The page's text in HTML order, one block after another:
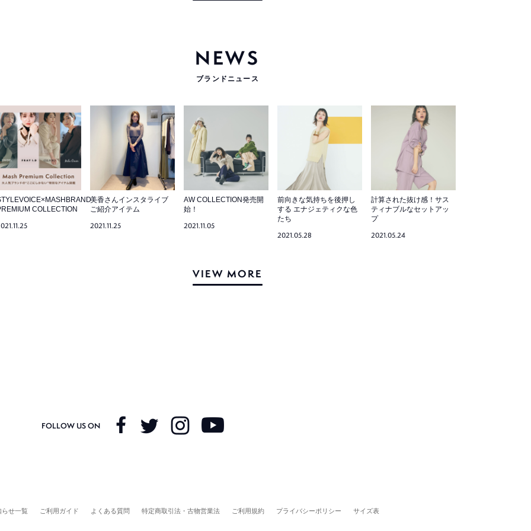
NEWS
ブランドニュース
COLLECTION
美香さんインスタライブ
ご紹介アイテム
2021.11.25
AW COLLECTION発売開
始！
2021.11.05
前向きな気持ちを後押し
する エナジェティクな色
たち
2021.05.28
計算された抜け感！サス
ティナブルなセットアッ
プ
2021.05.24
VIEW MORE
FOLLOW US ON
らせ一覧 ご利用ガイド よくある質問 特定商取引法・古物営業法 ご利用規約 プライバシーポリシー サイズ表